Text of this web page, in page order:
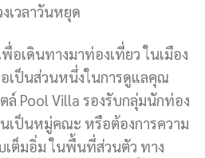
เวลาวันหยุด
เดินทางมาท่องเที่ยว ในเมือง
เป็นส่วนหนึ่งในการดูแลคุณ
ล์ Pool Villa รองรับกลุ่มนักท่อง
เป็นหมู่คณะ หรือต้องการความ
ต็มอิ่ม ในพื้นที่ส่วนตัว ทาง